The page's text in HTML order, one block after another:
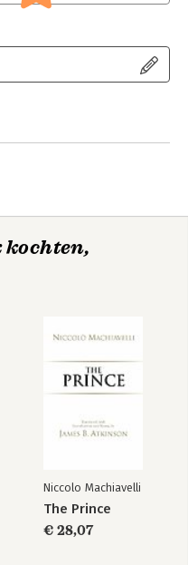
kochten,
Niccolo Machiavelli
The Prince
€ 28,07